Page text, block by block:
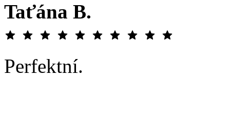
Taťána B.
Perfektní.